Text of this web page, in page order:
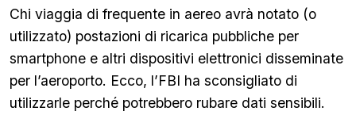
Chi viaggia di frequente in aereo avrà notato (o
utilizzato) postazioni di ricarica pubbliche per
smartphone e altri dispositivi elettronici disseminate
per l’aeroporto. Ecco, l’FBI ha sconsigliato di
utilizzarle perché potrebbero rubare dati sensibili.